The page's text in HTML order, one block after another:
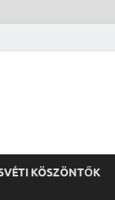
KÖSZÖNTŐK